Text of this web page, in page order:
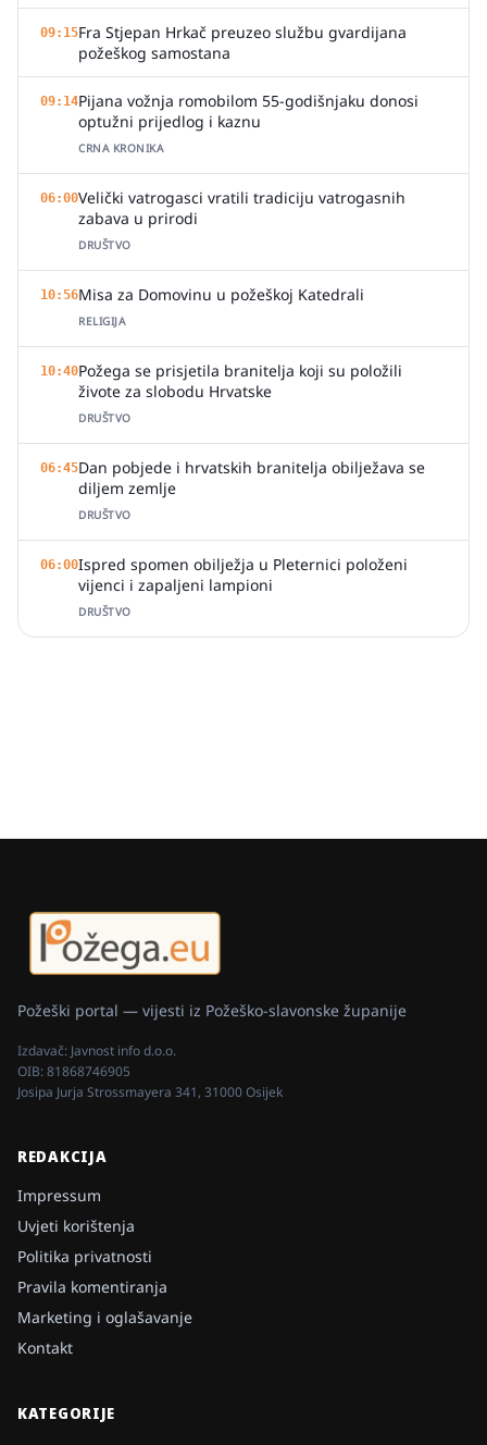
09:15Fra Stjepan Hrkač preuzeo službu gvardijana
požeškog samostana
09:14Pijana vožnja romobilom 55-godišnjaku donosi
optužni prijedlog i kaznu
CRNA KRONIKA
06:00Velički vatrogasci vratili tradiciju vatrogasnih
zabava u prirodi
DRUŠTVO
10:56Misa za Domovinu u požeškoj Katedrali
RELIGIJA
10:40Požega se prisjetila branitelja koji su položili
živote za slobodu Hrvatske
DRUŠTVO
06:45Dan pobjede i hrvatskih branitelja obilježava se
diljem zemlje
DRUŠTVO
06:00Ispred spomen obilježja u Pleternici položeni
vijenci i zapaljeni lampioni
DRUŠTVO
Požeški portal — vijesti iz Požeško-slavonske županije
Izdavač: Javnost info d.o.o.
OIB:81868746905
Josipa Jurja Strossmayera 341, 31000 Osijek
REDAKCIJA
Impressum
Uvjeti korištenja
Politika privatnosti
Pravila komentiranja
Marketing i oglašavanje
Kontakt
KATEGORIJE